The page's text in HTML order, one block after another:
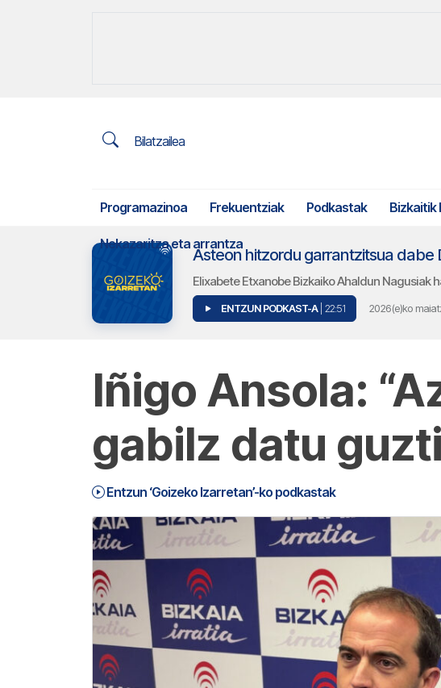
Bilatzailea
Programazinoa Frekuentziak Podkastak Bizkaitik
Nekazaritza eta arrantza
Asteon hitzordu garrantzitsua dabe
Elixabete Etxanobe Bizkaiko Ahaldun
ENTZUN PODKAST-A | 22:51 2026(e)ko
Iñigo Ansola:
gabilz datu
Entzun ‘Goizeko Izarretan’-ko podkastak